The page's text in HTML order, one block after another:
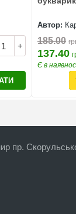
+
Автор:
185.00
137.40
Є в
пр.